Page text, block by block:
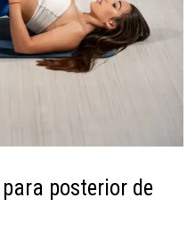
posterior de